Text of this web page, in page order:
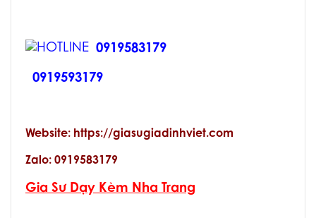
0919583179
0919593179
Website: https://giasugiadinhviet.com
Zalo: 0919583179
Gia Sư Dạy Kèm Nha Trang